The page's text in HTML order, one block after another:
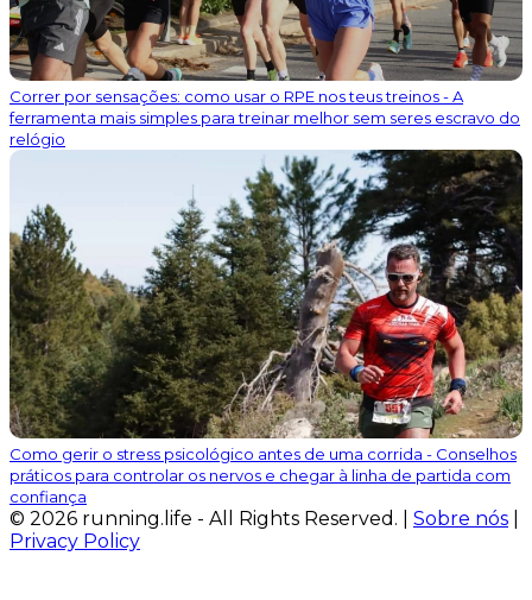
Correr por sensações: como usar o RPE nos teus treinos - A
ferramenta mais simples para treinar melhor sem seres escravo do
relógio
Como gerir o stress psicológico antes de uma corrida - Conselhos
práticos para controlar os nervos e chegar à linha de partida com
confiança
© 2026 running.life - All Rights Reserved. | Sobre nós
Privacy Policy